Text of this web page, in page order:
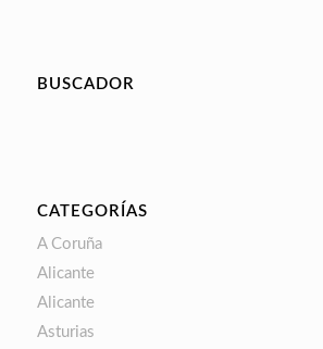
BUSCADOR
CATEGORÍAS
A Coruña
Alicante
Alicante
Asturias